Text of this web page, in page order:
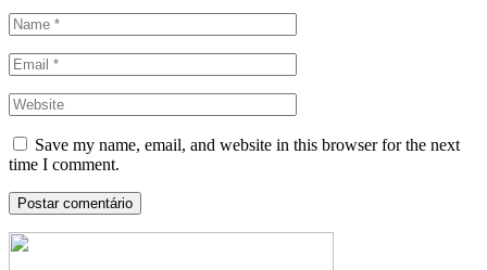
Save my name, email, and website in this browser for the next
time I comment.